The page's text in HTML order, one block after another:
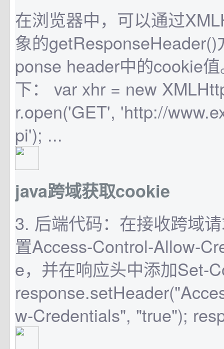
在浏览器中，可以通过
象的
ponse header中的cookie
下： var xhr = new
r.open('GET', 'http://
pi'); ...
java跨域获取cookie
3. 后端代码：在接收跨域
置Access-Control-Allow-
e，并在响应头中添加Set-
w-Credentials", "true");